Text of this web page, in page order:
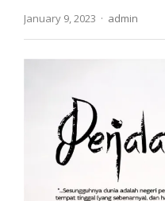
January 9, 2023
Author
admin